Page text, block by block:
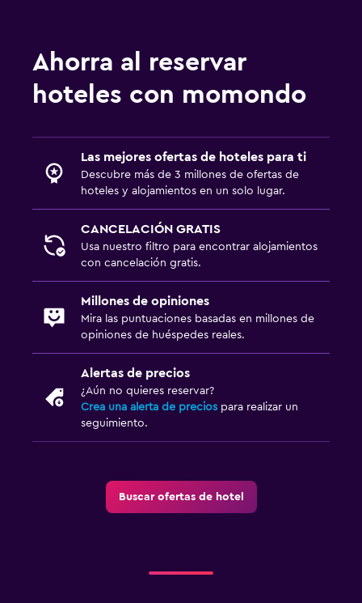
Aire libre
Jardín
Actividades
Juegos de mesa/rompecabezas
Sala de juegos
Servicios y facilidades
Instalaciones para reuniones
Acceso con tarjeta
Lavandería
Ahorra al reservar
hoteles con momondo
Las mejores ofertas de hoteles para ti
Descubre más de 3 millones de ofertas de
hoteles y alojamientos en un solo lugar.
CANCELACIÓN GRATIS
Usa nuestro filtro para encontrar alojamientos
con cancelación gratis.
Millones de opiniones
Mira las puntuaciones basadas en millones de
opiniones de huéspedes reales.
Alertas de precios
¿Aún no quieres reservar?
Crea una alerta de precios para realizar un
seguimiento.
Buscar ofertas de hotel